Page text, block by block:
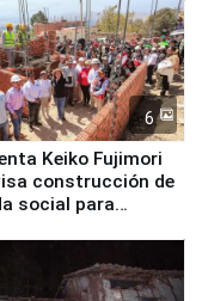
6
Keiko Fujimori
construcción de
social para